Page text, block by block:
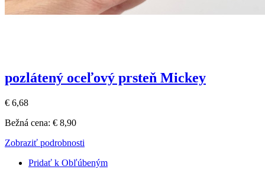
pozlátený oceľový prsteň Mickey
€ 6,68
Bežná cena: € 8,90
Zobraziť podrobnosti
Pridať k Obľúbeným